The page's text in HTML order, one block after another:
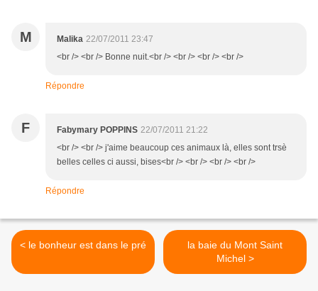
M Malika 22/07/2011 23:47
<br /> <br /> Bonne nuit.<br /> <br /> <br /> <br />
Répondre
F Fabymary POPPINS 22/07/2011 21:22
<br /> <br /> j'aime beaucoup ces animaux là, elles sont trsè
belles celles ci aussi, bises<br /> <br /> <br /> <br />
Répondre
< le bonheur est dans le pré
la baie du Mont Saint
Michel >